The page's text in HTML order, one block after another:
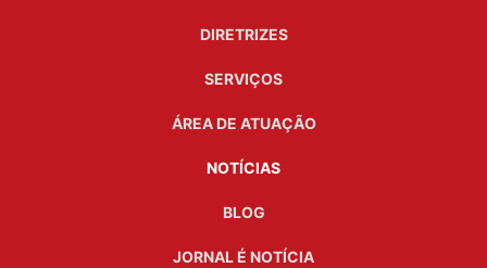
DIRETRIZES
SERVIÇOS
ÁREA DE ATUAÇÃO
NOTÍCIAS
BLOG
JORNAL É NOTÍCIA